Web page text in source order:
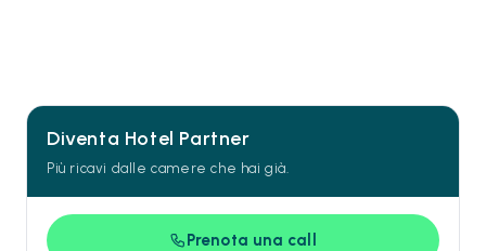
Diventa Hotel Partner
Più ricavi dalle camere che hai già.
Prenota una call